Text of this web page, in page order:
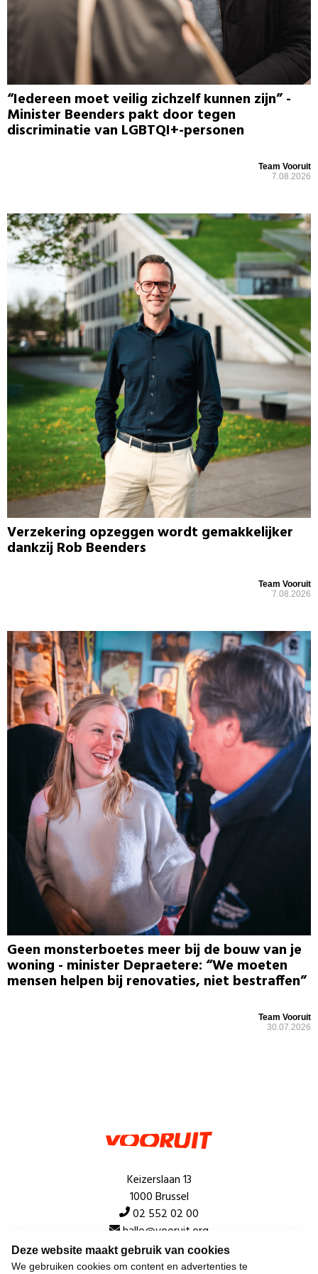
Deze website maakt gebruik van cookies
We gebruiken cookies om content en advertenties te
“Iedereen moet veilig zichzelf kunnen zijn” -
Minister Beenders pakt door tegen
discriminatie van LGBTQI+-personen
Team Vooruit
7.08.2026
Verzekering opzeggen wordt gemakkelijker
dankzij Rob Beenders
Team Vooruit
7.08.2026
Geen monsterboetes meer bij de bouw van je
woning - minister Depraetere: “We moeten
mensen helpen bij renovaties, niet bestraffen”
Team Vooruit
30.07.2026
Keizerslaan 13
1000 Brussel
02 552 02 00
hallo@vooruit.org